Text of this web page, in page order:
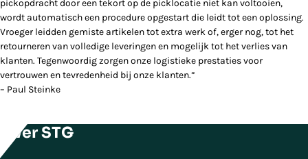
pickopdracht door een tekort op de picklocatie niet kan voltooien,
wordt automatisch een procedure opgestart die leidt tot een oplossing.
Vroeger leidden gemiste artikelen tot extra werk of, erger nog, tot het
retourneren van volledige leveringen en mogelijk tot het verlies van
klanten. Tegenwoordig zorgen onze logistieke prestaties voor
vertrouwen en tevredenheid bij onze klanten.”
– Paul Steinke
Over STG